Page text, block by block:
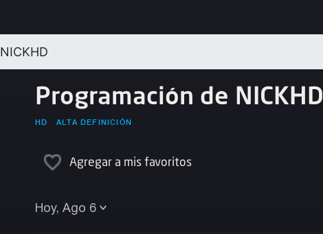
NICKHD
Programación de NICKHD
HD ALTA DEFINICIÓN
Agregar a mis favoritos
Hoy, Ago 6